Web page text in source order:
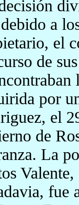
a
el
de
por
el
de
La
fue